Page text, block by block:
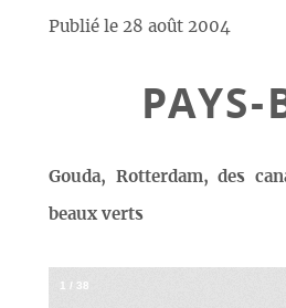
Publié le 28 août 2004
PAYS-
Gouda, Rotterdam, des
beaux verts
1 / 38